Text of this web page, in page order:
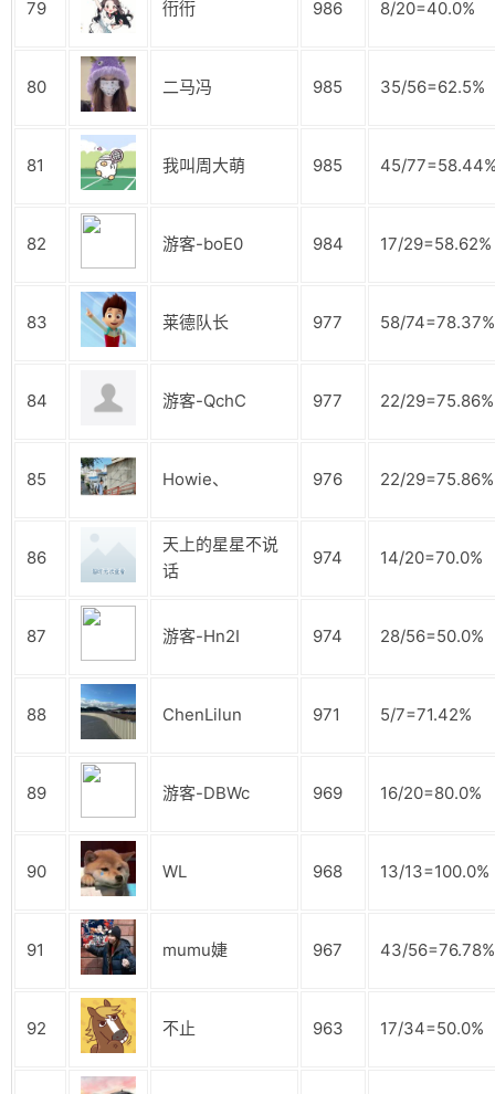
79 衎衎 986 8/20=40.0%
80 二马冯 985 35/56=62.5%
81 我叫周大萌 985 45/
82 游客-boE0 984 17/29=58.62%
83 莱德队长 977 58/74=78.37%
84 游客-QchC 977 22/29=75.86%
85 Howie、 976 22/29=75.86%
86
天上的星星不说
话
974 14/20=70.0%
87 游客-Hn2I 974 28/56=50.0%
88 ChenLilun 971 5/7=71.42%
89 游客-DBWc 969 16/20=80.0%
90 WL 968 13/13=100.0%
91 mumu婕 967 43/56=76.78%
92 不止 963 17/34=50.0%